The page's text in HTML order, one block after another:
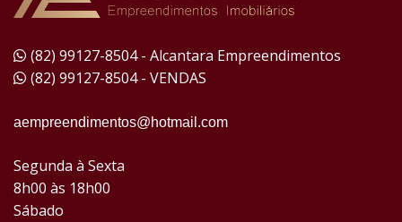
(82) 99127-8504 - Alcantara Empreendimentos
(82) 99127-8504 - VENDAS
aempreendimentos@hotmail.com
Segunda à Sexta
8h00 às 18h00
Sábado